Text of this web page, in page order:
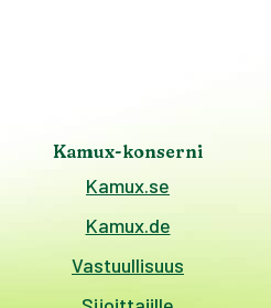
Kamux-konserni
Kamux.se
Kamux.de
Vastuullisuus